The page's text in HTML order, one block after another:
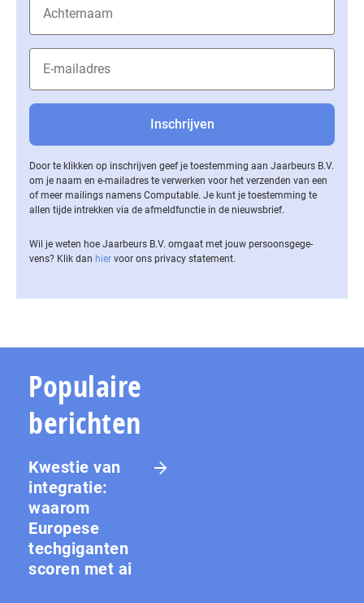
Door te klikken op inschrijven geef je toestemming aan Jaarbeurs B.V.
om je naam en e-mailadres te verwerken voor het verzenden van een
of meer mailings namens Computable. Je kunt je toestemming te
allen tijde intrekken via de af­meld­func­tie in de nieuwsbrief.
Wil je weten hoe Jaarbeurs B.V. omgaat met jouw per­soons­ge­ge­
vens? Klik dan hier voor ons privacy statement.
Populaire
berichten
Kwestie van
integratie:
waarom
Europese
techgiganten
scoren met ai